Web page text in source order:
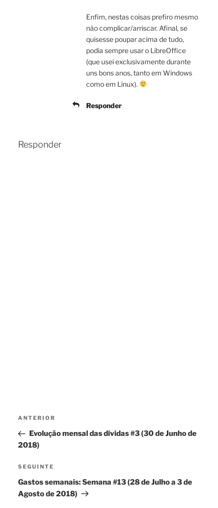
Enfim, nestas coisas prefiro mesmo
não complicar/arriscar. Afinal, se
quisesse poupar acima de tudo,
podia sempre usar o LibreOffice
(que usei exclusivamente durante
uns bons anos, tanto em Windows
como em Linux).
Responder
Responder
Navegação
artigos
Conteúdo
anterior
ANTERIOR
Evolução mensal das dívidas #3 (30 de Junho de
2018)
Conteúdo
seguinte
SEGUINTE
Gastos semanais: Semana #13 (28 de Julho a 3 de
Agosto de 2018)